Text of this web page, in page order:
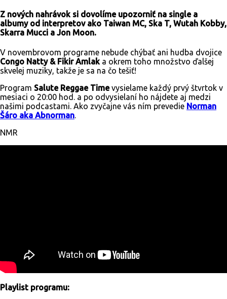
Z nových nahrávok si dovolíme upozorniť na single a
albumy od interpretov ako Taiwan MC, Ska T, Wutah Kobby,
Skarra Mucci a Jon Moon.
V novembrovom programe nebude chýbať ani hudba dvojice
Congo Natty & Fikir Amlak a okrem toho množstvo ďalšej
skvelej muziky, takže je sa na čo tešiť!
Program Salute Reggae Timevysielame každý prvý štvrtok v
mesiaci o 20:00 hod. a po odvysielaní ho nájdete aj medzi
našimi podcastami. Ako zvyčajne vás ním prevedie Norman
Šáro aka Abnorman.
NMR
Playlist programu: